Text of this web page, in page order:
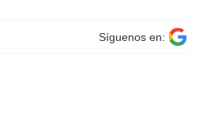
Síguenos en: